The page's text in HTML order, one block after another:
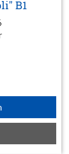
B1